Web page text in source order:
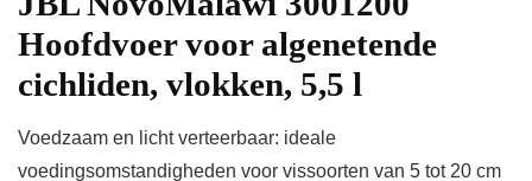
Hoofdvoer voor algenetende
cichliden, vlokken, 5,5 l
Voedzaam en licht verteerbaar: ideale
voedingsomstandigheden voor vissoorten van 5 tot 20 cm